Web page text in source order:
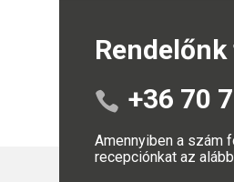
+36 70
Amennyiben a szám
recepciónkat az